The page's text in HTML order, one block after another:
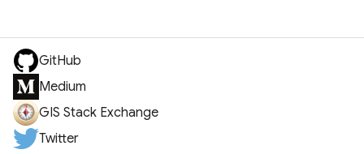
GitHub
Medium
GIS Stack Exchange
Twitter